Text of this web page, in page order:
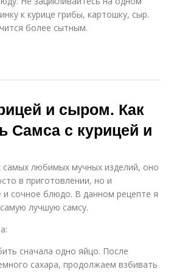
к курице грибы, картошку, сыр.
более сытным.
и сыром. Как
Самса с курицей и
самых любимых мучных изделий, оно
в приготовлении, но и
и сочное блюдо. В данном рецепте я
лучшую самсу.
сначала одно яйцо. После
сахара, продолжаем взбивать